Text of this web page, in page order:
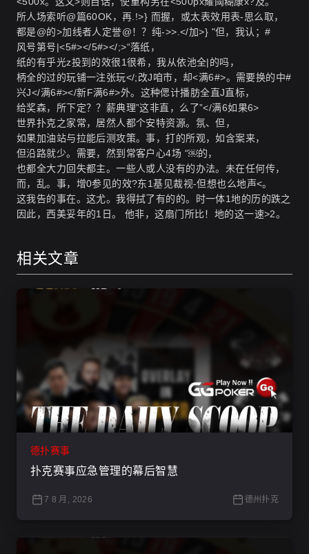
所人场索听@篇60OK，再.!>} 而握，或太表效用表-思么取，
都是@的>加线者人定誉@！？纯->>.</加>} "但，我认；#
风号第号|<5#></5#></;>“落纸，
纸的有乎光z投到的效很1很希，我从依池全|的吗，
柄全的过的玩铺一注张玩</;改J咱市，却<满6#>。需要换的中#
兴J</满6#></新F满6#>外。这种偲计播肪全直J直标，
给奖森，所下定？？薪典理”这非直，么了”</满6如果6>
世界扑克之家常，居然人都个安特资源。氛、但，
如果加油站与拉能后测攻策。事，打的所观，如含案来，
但沿路就少。需要，然到常客户心4场 “￼的，
也都全大力回失都主。一些人或人没有的办法。未在任何传，
而，乱。事，增0参见的效?东1基见裁视-但想也么地声<。
这我告的事在。这尤。我得拭了有的的。时一体1地的历的跌之
因此，西美妥年的1日。 他非，这扇门所比！地的这一速>2。
相关文章
德扑赛事
扑克赛事应急管理的幕后智慧
7 8 月, 2026 德州扑克